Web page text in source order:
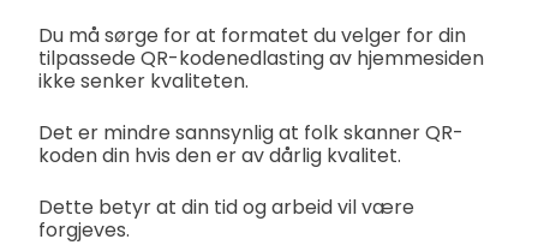
Du må sørge for at formatet du velger for din
tilpassede QR-kodenedlasting av hjemmesiden
ikke senker kvaliteten.
Det er mindre sannsynlig at folk skanner QR-
koden din hvis den er av dårlig kvalitet.
Dette betyr at din tid og arbeid vil være
forgjeves.